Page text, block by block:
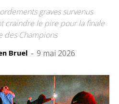
graves survenus
craindre le pire pour la finale
des Champions
Bruel - 9 mai 2026